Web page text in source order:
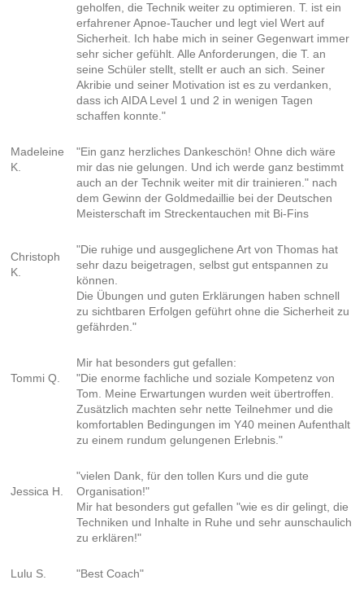
geholfen, die Technik weiter zu optimieren. T. ist ein
erfahrener Apnoe-Taucher und legt viel Wert auf
Sicherheit. Ich habe mich in seiner Gegenwart immer
sehr sicher gefühlt. Alle Anforderungen, die T. an
seine Schüler stellt, stellt er auch an sich. Seiner
Akribie und seiner Motivation ist es zu verdanken,
dass ich AIDA Level 1 und 2 in wenigen Tagen
schaffen konnte."
Madeleine
K.
"Ein ganz herzliches Dankeschön! Ohne dich wäre
mir das nie gelungen. Und ich werde ganz bestimmt
auch an der Technik weiter mit dir trainieren." nach
dem Gewinn der Goldmedaillie bei der Deutschen
Meisterschaft im Streckentauchen mit Bi-Fins
Christoph
K.
"Die ruhige und ausgeglichene Art von Thomas hat
sehr dazu beigetragen, selbst gut entspannen zu
können.
Die Übungen und guten Erklärungen haben schnell
zu sichtbaren Erfolgen geführt ohne die Sicherheit zu
gefährden."
Tommi Q.
Mir hat besonders gut gefallen:
"Die enorme fachliche und soziale Kompetenz von
Tom. Meine Erwartungen wurden weit übertroffen.
Zusätzlich machten sehr nette Teilnehmer und die
komfortablen Bedingungen im Y40 meinen Aufenthalt
zu einem rundum gelungenen Erlebnis."
Jessica H.
"vielen Dank, für den tollen Kurs und die gute
Organisation!"
Mir hat besonders gut gefallen "wie es dir gelingt, die
Techniken und Inhalte in Ruhe und sehr aunschaulich
zu erklären!"
Lulu S. "Best Coach"